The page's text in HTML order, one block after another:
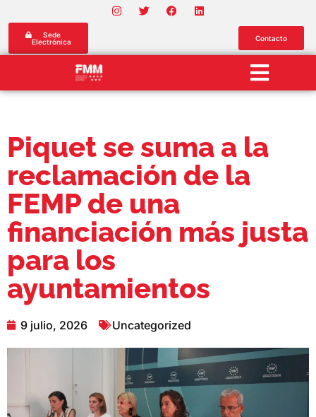
Sede
Electrónica
Contacto
Piquet se suma a la
reclamación de la
FEMP de una
financiación más justa
para los
ayuntamientos
9 julio, 2026 Uncategorized